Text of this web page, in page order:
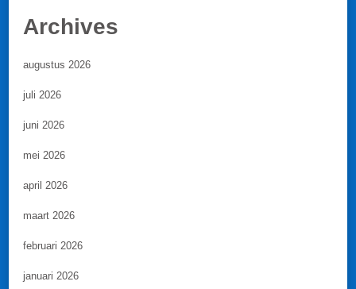
Archives
augustus 2026
juli 2026
juni 2026
mei 2026
april 2026
maart 2026
februari 2026
januari 2026